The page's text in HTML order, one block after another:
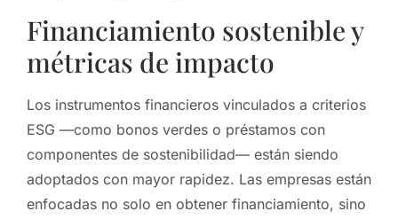
Financiamiento sostenible y
métricas de impacto
Los instrumentos financieros vinculados a criterios
ESG —como bonos verdes o préstamos con
componentes de sostenibilidad— están siendo
adoptados con mayor rapidez. Las empresas están
enfocadas no solo en obtener financiamiento, sino